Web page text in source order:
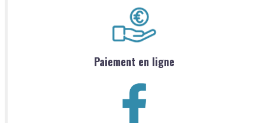
Paiement en ligne